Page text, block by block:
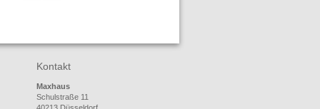
Kontakt
Maxhaus
Schulstraße 11